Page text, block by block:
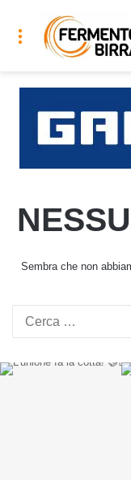
Menu
Sembra che non